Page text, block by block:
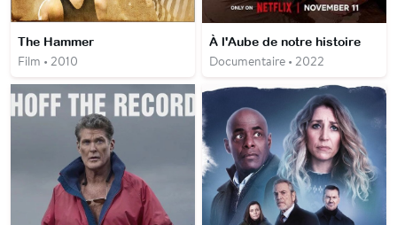
The Hammer
Film • 2010
À l'Aube de notre histoire
Documentaire • 2022